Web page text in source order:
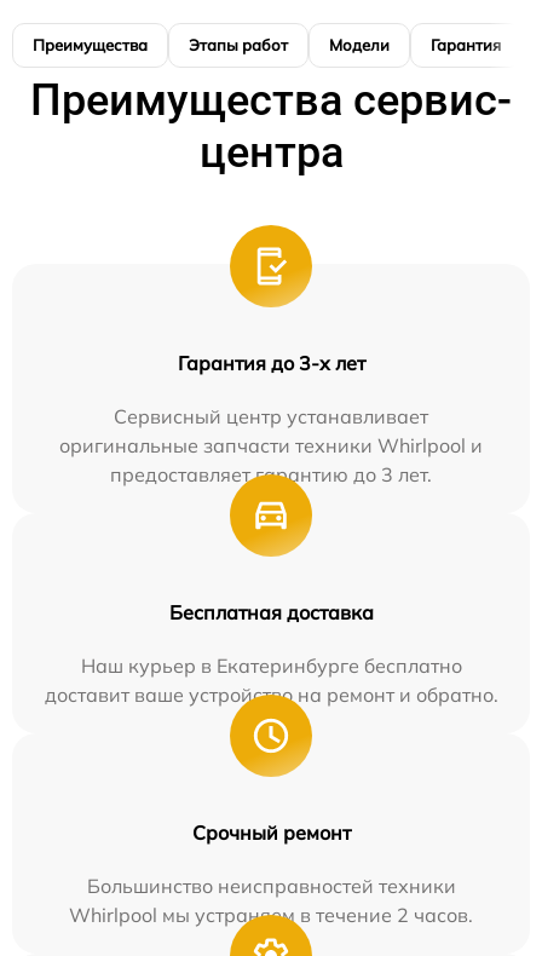
Преимущества Этапы работ Модели Гарантия
Преимущества сервис-
центра
Гарантия до 3-х лет
Сервисный центр устанавливает
оригинальные запчасти техники Whirlpool и
предоставляет гарантию до 3 лет.
Бесплатная доставка
Наш курьер в Екатеринбурге бесплатно
доставит ваше устройство на ремонт и обратно.
Срочный ремонт
Большинство неисправностей техники
Whirlpool мы устраняем в течение 2 часов.